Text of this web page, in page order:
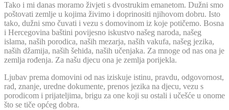
Tako i mi danas moramo živjeti s dvostrukim emanetom. Dužni smo
poštovati zemlje u kojima živimo i doprinositi njihovom dobru. Isto
tako, dužni smo čuvati i vezu s domovinom iz koje potičemo. Bosna
i Hercegovina baštini povijesno iskustvo našeg naroda, našeg
islama, naših porodica, naših mezarja, naših vakufa, našeg jezika,
naših džamija, naših šehida, naših učenjaka. Za mnoge od nas ona je
zemlja rođenja. Za našu djecu ona je zemlja porijekla.
Ljubav prema domovini od nas iziskuje istinu, pravdu, odgovornost,
rad, znanje, uredne dokumente, prenos jezika na djecu, vezu s
porodicom i prijateljima, brigu za one koji su ostali i učešće u onome
što se tiče općeg dobra.